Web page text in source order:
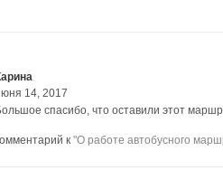
14, 2017
спасибо, что оставили этот
к "О работе автобусного